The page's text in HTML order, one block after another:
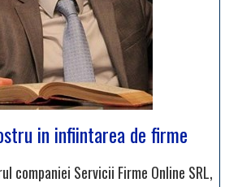
in infiintarea de firme
companiei Servicii Firme Online SRL,